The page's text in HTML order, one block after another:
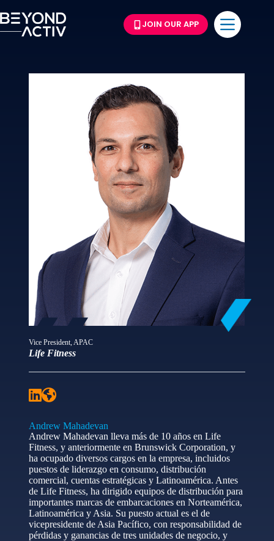
JOIN OUR APP
Vice President, APAC
Life Fitness
Andrew Mahadevan
Andrew Mahadevan lleva más de 10 años en Life
Fitness, y anteriormente en Brunswick Corporation, y
ha ocupado diversos cargos en la empresa, incluidos
puestos de liderazgo en consumo, distribución
comercial, cuentas estratégicas y Latinoamérica. Antes
de Life Fitness, ha dirigido equipos de distribución para
importantes marcas de embarcaciones en Norteamérica,
Latinoamérica y Asia. Su puesto actual es el de
vicepresidente de Asia Pacífico, con responsabilidad de
pérdidas y ganancias de tres unidades de negocio, y